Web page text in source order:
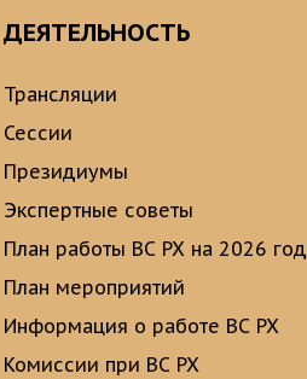
ДЕЯТЕЛЬНОСТЬ
Трансляции
Сессии
Президиумы
Экспертные советы
План работы ВС РХ на 2026 год
План мероприятий
Информация о работе ВС РХ
Комиссии при ВС РХ